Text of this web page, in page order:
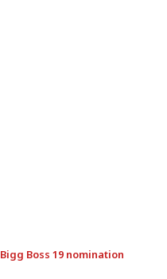
Bigg Boss 19 nomination